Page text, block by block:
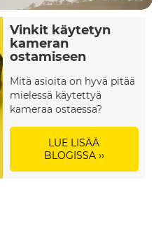
Vinkit käytetyn
kameran
ostamiseen
Mitä asioita on hyvä pitää
mielessä käytettyä
kameraa ostaessa?
LUE LISÄÄ
BLOGISSA ››